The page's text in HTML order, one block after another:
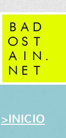
>INICIO